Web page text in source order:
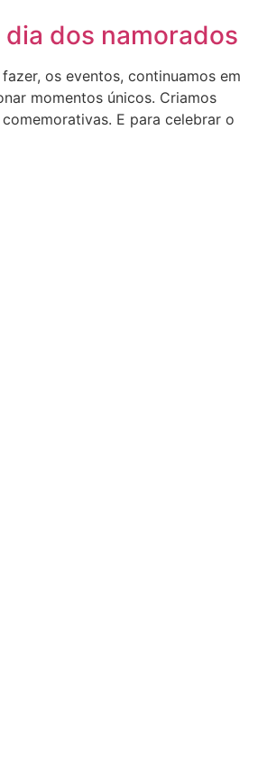
dos namorados
os eventos, continuamos em
momentos únicos. Criamos
E para celebrar o